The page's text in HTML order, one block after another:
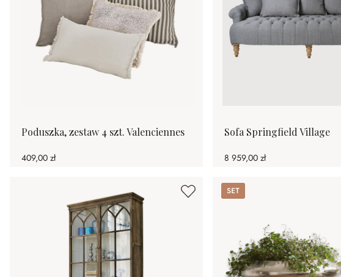
Poduszka, zestaw 4 szt. Valenciennes
409,00 zł
Sofa Springfield Village
8 959,00 zł
Set